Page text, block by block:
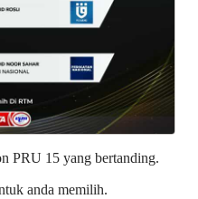
PRU 15 yang bertanding.
anda memilih.